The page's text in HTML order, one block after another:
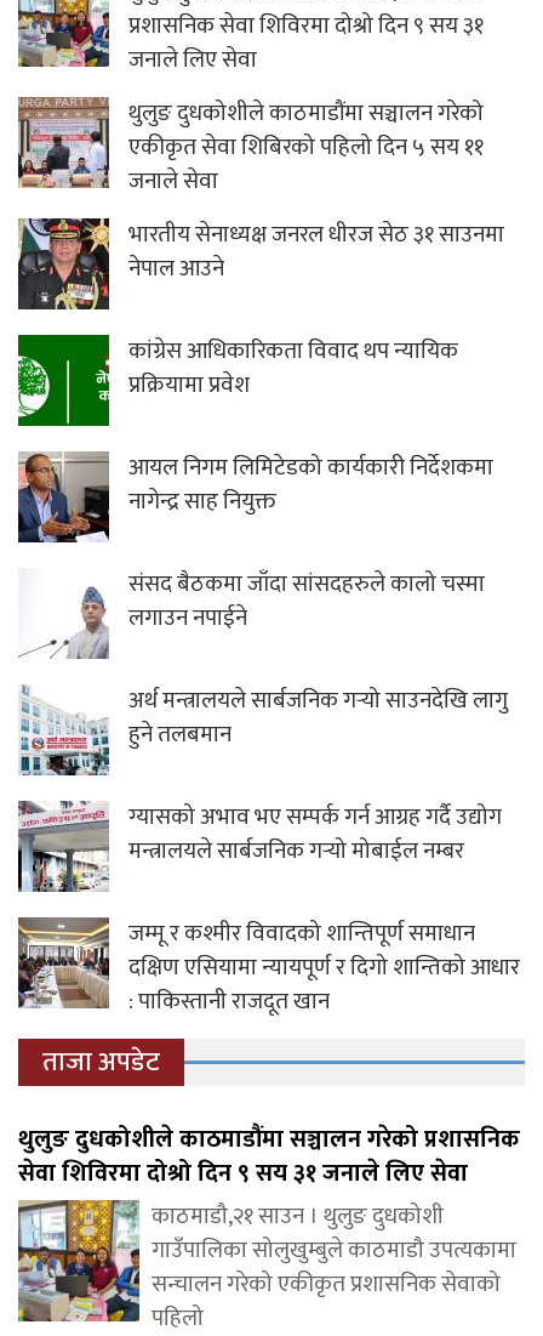
प्रशासनिक सेवा शिविरमा दोश्रो दिन ९ सय ३१
जनाले लिए सेवा
थुलुङ दुधकोशीले काठमाडौंमा सञ्चालन गरेको
एकीकृत सेवा शिबिरको पहिलो दिन ५ सय ११
जनाले सेवा
भारतीय सेनाध्यक्ष जनरल धीरज सेठ ३१ साउनमा
नेपाल आउने
कांग्रेस आधिकारिकता विवाद थप न्यायिक
प्रक्रियामा प्रवेश
आयल निगम लिमिटेडको कार्यकारी निर्देशकमा
नागेन्द्र साह नियुक्त
संसद बैठकमा जाँदा सांसदहरुले कालो चस्मा
लगाउन नपाईने
अर्थ मन्त्रालयले सार्बजनिक गर्‍यो साउनदेखि लागु
हुने तलबमान
ग्यासको अभाव भए सम्पर्क गर्न आग्रह गर्दै उद्योग
मन्त्रालयले सार्बजनिक गर्‍यो मोबाईल नम्बर
जम्मू र कश्मीर विवादको शान्तिपूर्ण समाधान
दक्षिण एसियामा न्यायपूर्ण र दिगो शान्तिको आधार
: पाकिस्तानी राजदूत खान
ताजा अपडेट
थुलुङ दुधकोशीले काठमाडौंमा सञ्चालन गरेको प्रशासनिक
सेवा शिविरमा दोश्रो दिन ९ सय ३१ जनाले लिए सेवा
काठमाडौ,२१ साउन । थुलुङ दुधकोशी
गाउँपालिका सोलुखुम्बुले काठमाडौ उपत्यकामा
सन्चालन गरेको एकीकृत प्रशासनिक सेवाको
पहिलो